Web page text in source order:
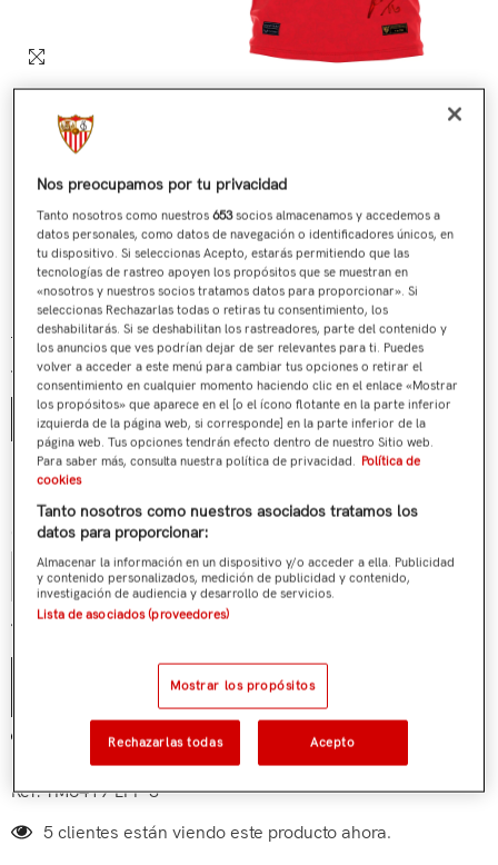
Nº 590 / 705 Última Camiseta Jesús Navas Roja
Precio regular
€199,00 Precio de venta
€119,90
Talla:S
S
¿Tienes alguna duda?
Cantidad:
Total parcial: €119,90
AÑADIR AL CARRITO
Añadir a mi lista de deseos
Ref:TM6419-LFP-S
5 clientes están viendo este producto ahora.
Nos preocupamos por tu privacidad
Tanto nosotros como nuestros653socios almacenamos y accedemos a
datos personales, como datos de navegación o identificadores únicos, en
tu dispositivo. Si seleccionas Acepto, estarás permitiendo que las
tecnologías de rastreo apoyen los propósitos que se muestran en
«nosotros y nuestros socios tratamos datos para proporcionar». Si
seleccionas Rechazarlas todas o retiras tu consentimiento, los
deshabilitarás. Si se deshabilitan los rastreadores, parte del contenido y
los anuncios que ves podrían dejar de ser relevantes para ti. Puedes
volver a acceder a este menú para cambiar tus opciones o retirar el
consentimiento en cualquier momento haciendo clic en el enlace «Mostrar
los propósitos» que aparece en el [o el ícono flotante en la parte inferior
izquierda de la página web, si corresponde] en la parte inferior de la
página web. Tus opciones tendrán efecto dentro de nuestro Sitio web.
Para saber más, consulta nuestra política de privacidad. Política de
cookies
Tanto nosotros como nuestros asociados tratamos los
datos para proporcionar:
Almacenar la información en un dispositivo y/o acceder a ella. Publicidad
y contenido personalizados, medición de publicidad y contenido,
investigación de audiencia y desarrollo de servicios.
Lista de asociados (proveedores)
Mostrar los propósitos
Rechazarlas todas Acepto